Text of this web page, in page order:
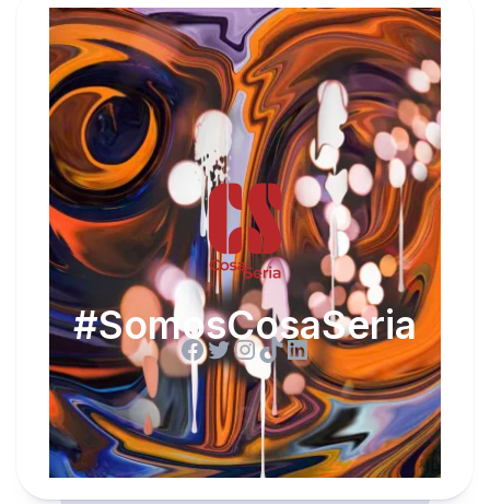
#SomosCosaSeria
Facebook
Twitter
Instagram
TikTok
LinkedIn